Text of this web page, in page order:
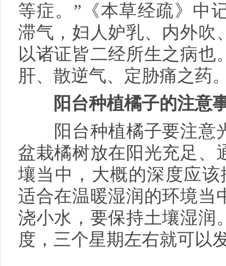
等症。”《本草经疏》中
滞气，妇人妒乳、内外吹
以诸证皆二经所生之病也
肝、散逆气、定胁痛之药
阳台种植橘子的注意
阳台种植橘子要注意
盆栽橘树放在阳光充足、
壤当中，大概的深度应
适合在温暖湿润的环境当
浇小水，要保持土壤湿润
度，三个星期左右就可以